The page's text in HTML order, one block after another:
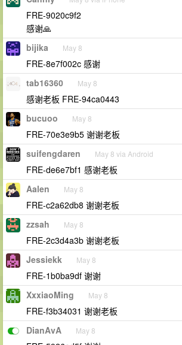
FRE-9020c9f2
感谢🙏
bijika May 8
FRE-8e7f002c 感谢
tab16360 May 8
感谢老板 FRE-94ca0443
bucuoo May 8
FRE-70e3e9b5 谢谢老板
suifengdaren May 8 via Android
FRE-de6e7bf1 感谢老板
Aalen May 8
FRE-c2a62db8 谢谢老板
zzsah May 8
FRE-2c3d4a3b 谢谢老板
Jessiekk May 8
FRE-1b0ba9df 谢谢
XxxiaoMing May 8
FRE-f3b34031 谢谢老板
DianAvA May 8